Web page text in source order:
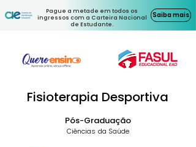
Pague a metade em todos os
ingressos com a Carteira Nacional
de Estudante.
Saiba mais
Fisioterapia Desportiva
Pós-Graduação
Ciências da Saúde